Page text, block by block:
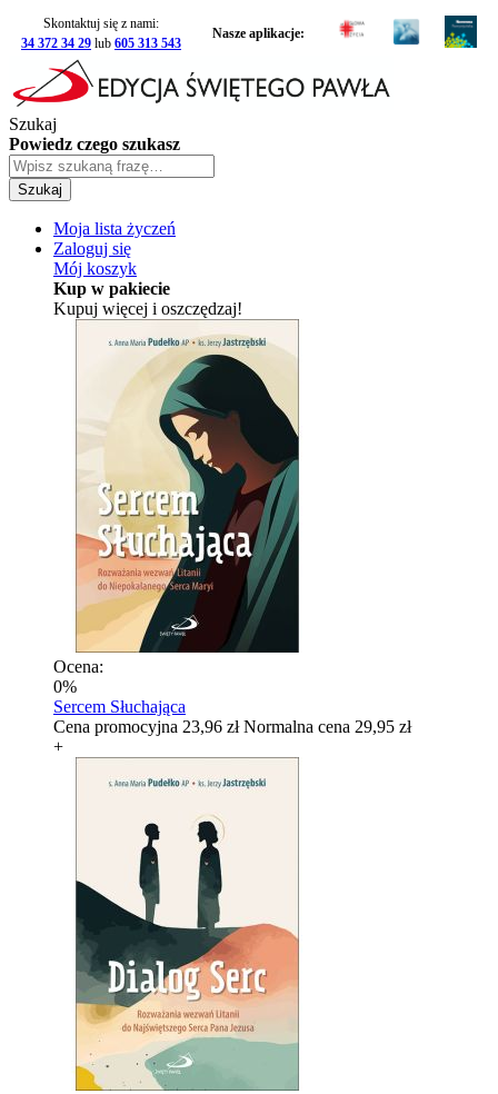
Skontaktuj się z nami:
34 372 34 29 lub 605 313 543
Nasze aplikacje:
Szukaj
Powiedz czego szukasz
Szukaj
Moja lista życzeń
Zaloguj się
Mój koszyk
Kup w pakiecie
Kupuj więcej i oszczędzaj!
Ocena:
0%
Sercem Słuchająca
Cena promocyjna 23,96 zł Normalna cena 29,95 zł
+